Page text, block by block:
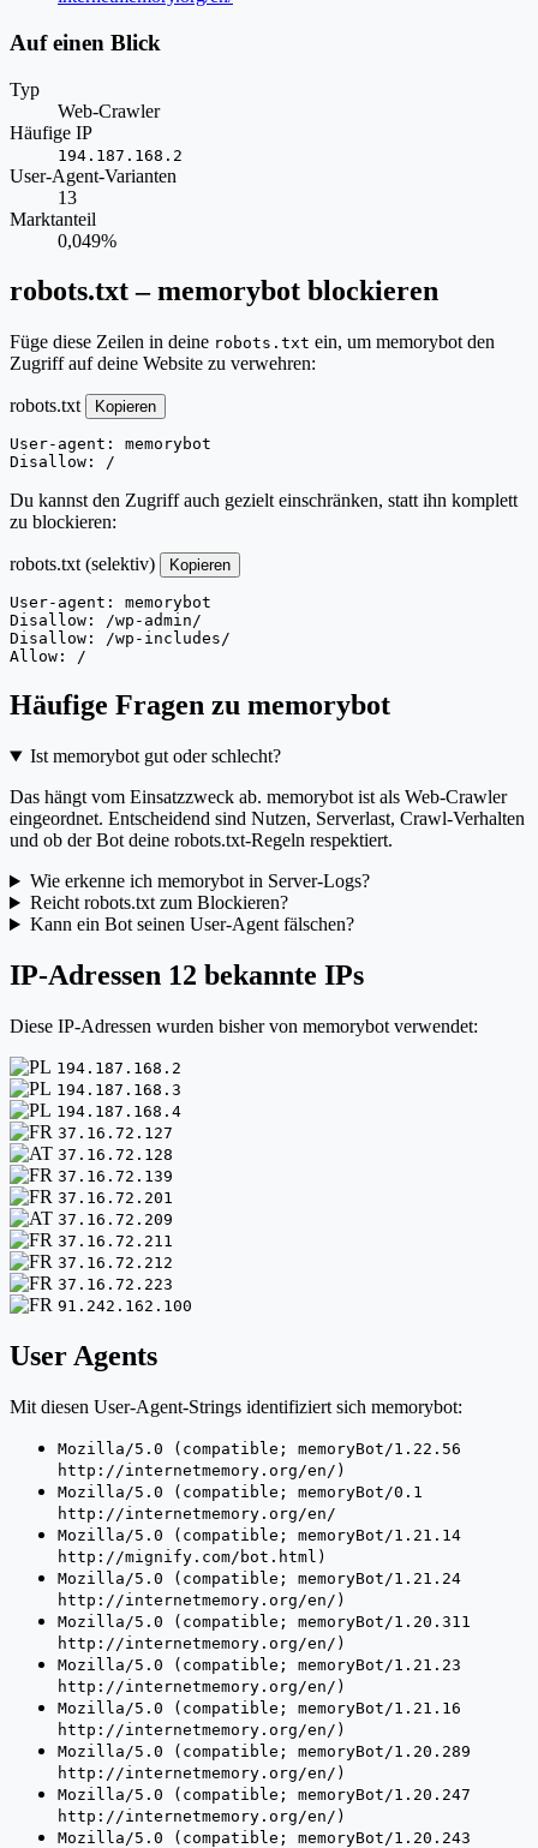
Auf einen Blick
Typ
Web-Crawler
Häufige IP
194.187.168.2
User-Agent-Varianten
13
Marktanteil
0,049%
robots.txt – memorybot blockieren
Füge diese Zeilen in deine robots.txt ein, um memorybot den
Zugriff auf deine Website zu verwehren:
robots.txt Kopieren
User-agent: memorybot
Disallow: /
Du kannst den Zugriff auch gezielt einschränken, statt ihn komplett
zu blockieren:
robots.txt (selektiv) Kopieren
User-agent: memorybot
Disallow: /wp-admin/
Disallow: /wp-includes/
Allow: /
Häufige Fragen zu memorybot
Ist memorybot gut oder schlecht?
Das hängt vom Einsatzzweck ab. memorybot ist als Web-Crawler
eingeordnet. Entscheidend sind Nutzen, Serverlast, Crawl-Verhalten
und ob der Bot deine robots.txt-Regeln respektiert.
Wie erkenne ich memorybot in Server-Logs?
Reicht robots.txt zum Blockieren?
Kann ein Bot seinen User-Agent fälschen?
IP-Adressen 12 bekannte IPs
Diese IP-Adressen wurden bisher von memorybot verwendet:
194.187.168.2
194.187.168.3
194.187.168.4
37.16.72.127
37.16.72.128
37.16.72.139
37.16.72.201
37.16.72.209
37.16.72.211
37.16.72.212
37.16.72.223
91.242.162.100
User Agents
Mit diesen User-Agent-Strings identifiziert sich memorybot:
Mozilla/5.0 (compatible; memoryBot/1.22.56
http://internetmemory.org/en/)
Mozilla/5.0 (compatible; memoryBot/0.1
http://internetmemory.org/en/
Mozilla/5.0 (compatible; memoryBot/1.21.14
http://mignify.com/bot.html)
Mozilla/5.0 (compatible; memoryBot/1.21.24
http://internetmemory.org/en/)
Mozilla/5.0 (compatible; memoryBot/1.20.311
http://internetmemory.org/en/)
Mozilla/5.0 (compatible; memoryBot/1.21.23
http://internetmemory.org/en/)
Mozilla/5.0 (compatible; memoryBot/1.21.16
http://internetmemory.org/en/)
Mozilla/5.0 (compatible; memoryBot/1.20.289
http://internetmemory.org/en/)
Mozilla/5.0 (compatible; memoryBot/1.20.247
http://internetmemory.org/en/)
Mozilla/5.0 (compatible; memoryBot/1.20.243